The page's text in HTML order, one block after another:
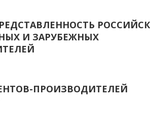
И ЗАРУБЕЖНЫХ
ПРОИЗВОДИТЕЛЕЙ